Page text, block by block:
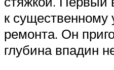
к существенному
ремонта. Он
глубина впадин